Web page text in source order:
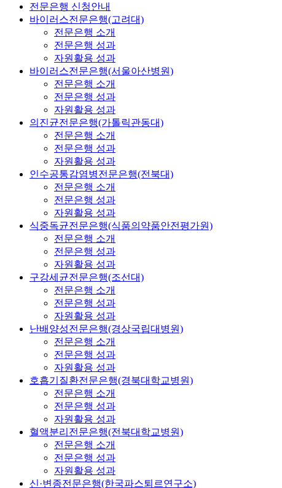
전문은행 신청안내
바이러스전문은행(고려대)
전문은행 소개
전문은행 성과
자원활용 성과
바이러스전문은행(서울아산병원)
전문은행 소개
전문은행 성과
자원활용 성과
의진균전문은행(가톨릭관동대)
전문은행 소개
전문은행 성과
자원활용 성과
인수공통감염병전문은행(전북대)
전문은행 소개
전문은행 성과
자원활용 성과
식중독균전문은행(식품의약품안전평가원)
전문은행 소개
전문은행 성과
자원활용 성과
구강세균전문은행(조선대)
전문은행 소개
전문은행 성과
자원활용 성과
난배양성전문은행(경상국립대병원)
전문은행 소개
전문은행 성과
자원활용 성과
호흡기질환전문은행(경북대학교병원)
전문은행 소개
전문은행 성과
자원활용 성과
혈액분리전문은행(전북대학교병원)
전문은행 소개
전문은행 성과
자원활용 성과
신·변종전문은행(한국파스퇴르연구소)